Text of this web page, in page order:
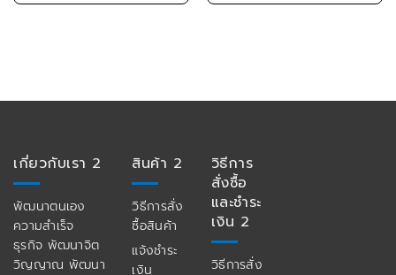
เกี่ยวกับเรา 2
พัฒนาตนเอง
ความสำเร็จ
ธุรกิจ พัฒนาจิต
วิญญาณ พัฒนา
สินค้า 2
วิธีการสั่ง
ซื้อสินค้า
แจ้งชำระ
เงิน
วิธีการ
สั่งซื้อ
และชำระ
เงิน 2
วิธีการสั่ง